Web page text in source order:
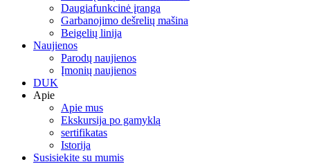
Daugiafunkcinė įranga
Garbanojimo dešrelių mašina
Beigelių linija
Naujienos
Parodų naujienos
Įmonių naujienos
DUK
Apie
Apie mus
Ekskursija po gamyklą
sertifikatas
Istorija
Susisiekite su mumis